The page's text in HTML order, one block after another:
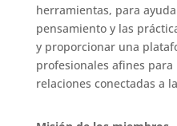
herramientas, para
pensamiento y las
y proporcionar una
profesionales afines
relaciones conectadas a